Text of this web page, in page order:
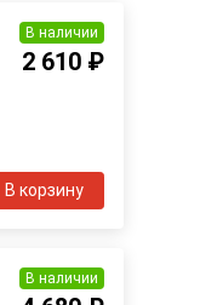
В наличии
2 610 ₽
В корзину
В наличии